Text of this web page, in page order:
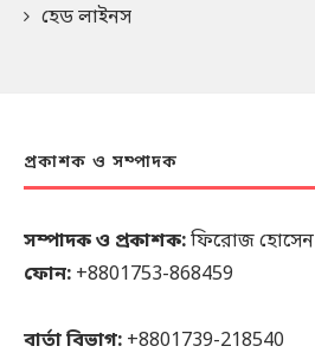
হেড লাইনস
প্রকাশক ও সম্পাদক
সম্পাদক ও প্রকাশক:ফিরোজ হোসেন
ফোন: +8801753-868459
বার্তা বিভাগ: +8801739-218540